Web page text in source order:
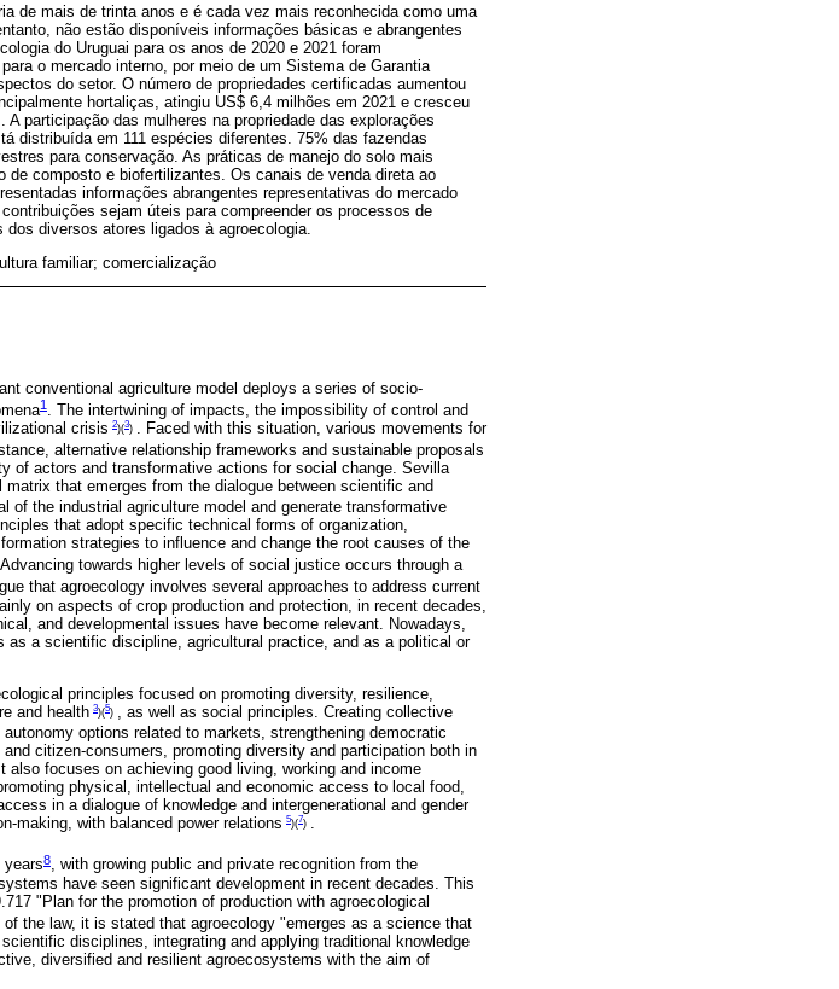
de mais de trinta anos e é cada vez mais reconhecida como uma
não estão disponíveis informações básicas e abrangentes
do Uruguai para os anos de 2020 e 2021 foram
o mercado interno, por meio de um Sistema de Garantia
do setor. O número de propriedades certificadas aumentou
hortaliças, atingiu US$ 6,4 milhões em 2021 e cresceu
participação das mulheres na propriedade das explorações
distribuída em 111 espécies diferentes. 75% das fazendas
para conservação. As práticas de manejo do solo mais
composto e biofertilizantes. Os canais de venda direta ao
informações abrangentes representativas do mercado
sejam úteis para compreender os processos de
diversos atores ligados à agroecologia.
familiar; comercialização
conventional agriculture model deploys a series of socio-
1 . The intertwining of impacts, the impossibility of control and
crisis 2)(3) . Faced with this situation, various movements for
alternative relationship frameworks and sustainable proposals
of actors and transformative actions for social change. Sevilla
that emerges from the dialogue between scientific and
of the industrial agriculture model and generate transformative
that adopt specific technical forms of organization,
strategies to influence and change the root causes of the
towards higher levels of social justice occurs through a
that agroecology involves several approaches to address current
on aspects of crop production and protection, in recent decades,
and developmental issues have become relevant. Nowadays,
a scientific discipline, agricultural practice, and as a political or
principles focused on promoting diversity, resilience,
and health 3)(5)
, as well as social principles. Creating collective
options related to markets, strengthening democratic
citizen-consumers, promoting diversity and participation both in
focuses on achieving good living, working and income
physical, intellectual and economic access to local food,
in a dialogue of knowledge and intergenerational and gender
making, with balanced power relations 5)(7) .
years8, with growing public and private recognition from the
have seen significant development in recent decades. This
"Plan for the promotion of production with agroecological
the law, it is stated that agroecology "emerges as a science that
disciplines, integrating and applying traditional knowledge
diversified and resilient agroecosystems with the aim of